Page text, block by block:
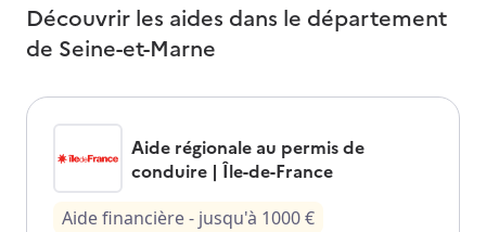
Découvrir les aides dans le département
de Seine-et-Marne
Aide régionale au permis de
conduire | Île-de-France
Aide financière- jusqu'à 1000€